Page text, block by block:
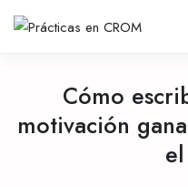
Cómo
motivación